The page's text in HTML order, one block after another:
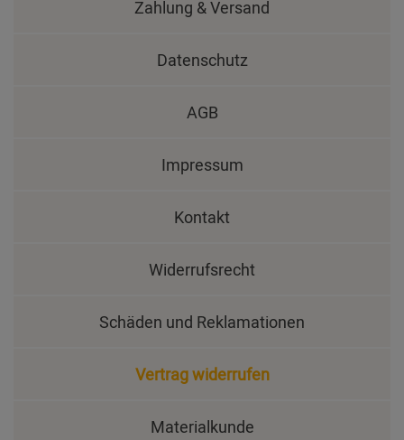
Zahlung & Versand
Datenschutz
AGB
Impressum
Kontakt
Widerrufsrecht
Schäden und Reklamationen
Vertrag widerrufen
Materialkunde